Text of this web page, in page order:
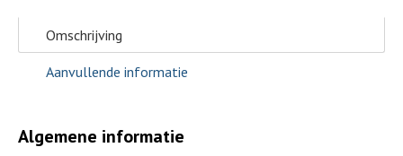
Omschrijving
Aanvullende informatie
Algemene informatie